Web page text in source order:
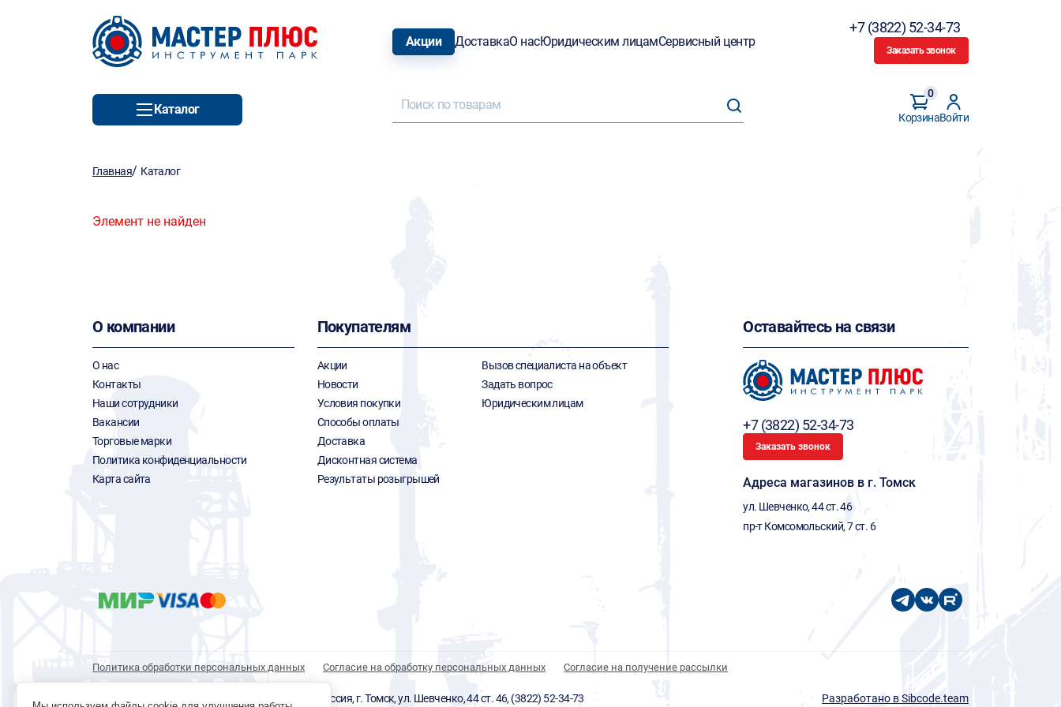
Акции ДоставкаО насЮридическим лицамСервисный центр
+7 (3822) 52-34-73
Заказать звонок
Каталог
Корзина
0
Войти
Главная/ Каталог
Элемент не найден
О компании
О нас
Контакты
Наши сотрудники
Вакансии
Торговые марки
Политика конфиденциальности
Карта сайта
Покупателям
Акции
Новости
Условия покупки
Способы оплаты
Доставка
Дисконтная система
Результаты розыгрышей
Вызов специалиста на объект
Задать вопрос
Юридическим лицам
Оставайтесь на связи
+7 (3822) 52-34-73
Заказать звонок
Адреса магазинов в г. Томск
ул. Шевченко, 44 ст. 46
пр-т Комсомольский, 7 ст. 6
Политика обработки персональных данных Согласие на обработку персональных данных Согласие на получение рассылки
© 1996 - 2026 инструмент парк «Мастер Плюс» Россия, г. Томск, ул. Шевченко, 44 ст. 46, (3822) 52-34-73 Разработано в Sibcode.team